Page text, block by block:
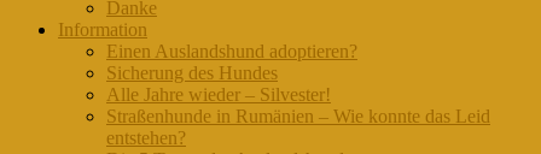
Danke
Information
Einen Auslandshund adoptieren?
Sicherung des Hundes
Alle Jahre wieder – Silvester!
Straßenhunde in Rumänien – Wie konnte das Leid
entstehen?